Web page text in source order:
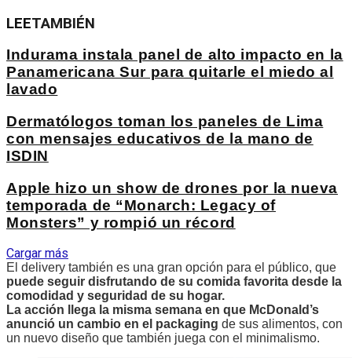
LEETAMBIÉN
Indurama instala panel de alto impacto en la
Panamericana Sur para quitarle el miedo al
lavado
Dermatólogos toman los paneles de Lima
con mensajes educativos de la mano de
ISDIN
Apple hizo un show de drones por la nueva
temporada de “Monarch: Legacy of
Monsters” y rompió un récord
Cargar más
El delivery también es una gran opción para el público, que
puede seguir disfrutando de su comida favorita desde la
comodidad y seguridad de su hogar.
La acción llega la misma semana en que McDonald’s
anunció un cambio en el packaging de sus alimentos, con
un nuevo diseño que también juega con el minimalismo.